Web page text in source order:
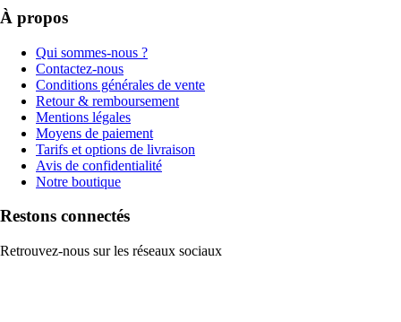
À propos
Qui sommes-nous ?
Contactez-nous
Conditions générales de vente
Retour & remboursement
Mentions légales
Moyens de paiement
Tarifs et options de livraison
Avis de confidentialité
Notre boutique
Restons connectés
Retrouvez-nous sur les réseaux sociaux